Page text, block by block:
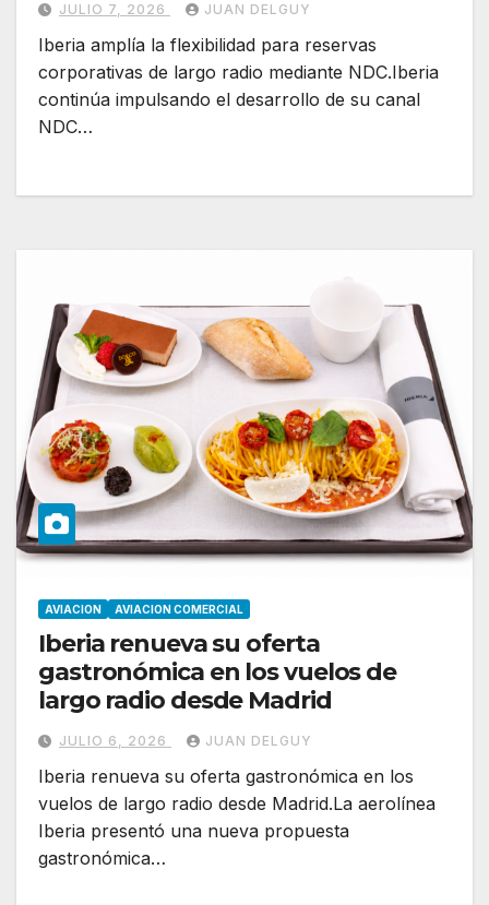
JULIO 7, 2026 JUAN DELGUY
Iberia amplía la flexibilidad para reservas
corporativas de largo radio mediante NDC.Iberia
continúa impulsando el desarrollo de su canal
NDC…
AVIACION AVIACION COMERCIAL
Iberia renueva su oferta
gastronómica en los vuelos de
largo radio desde Madrid
JULIO 6, 2026 JUAN DELGUY
Iberia renueva su oferta gastronómica en los
vuelos de largo radio desde Madrid.La aerolínea
Iberia presentó una nueva propuesta
gastronómica…